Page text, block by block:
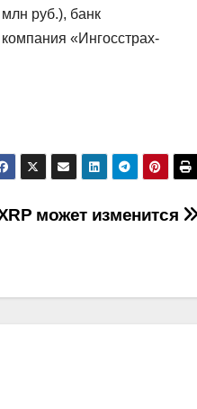
руб.), банк
«Ингосстрах-
может изменится